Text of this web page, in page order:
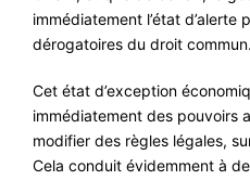
immédiatement l’état d’alerte
dérogatoires du droit commun.
Cet état d’exception
immédiatement des pouvoirs
modifier des règles légales,
Cela conduit évidemment à